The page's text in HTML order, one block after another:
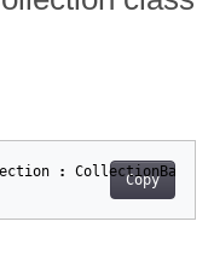
Copy
: CollectionBase